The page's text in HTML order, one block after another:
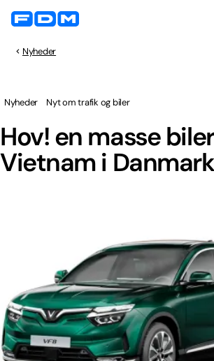
Nyheder
Hov! en masse
Vietnam i Danmark
Nyheder Nyt om trafik og biler